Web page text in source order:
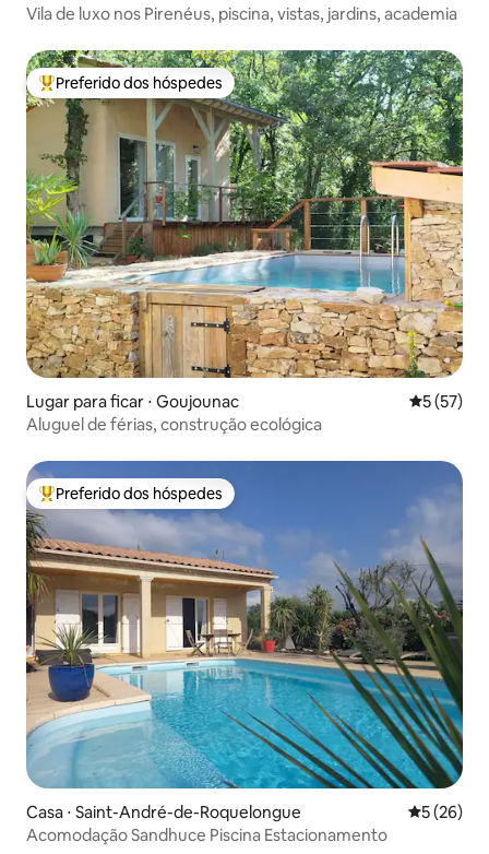
Vila de luxo nos Pirenéus, piscina, vistas, jardins, academia
Entre os melhores preferidos dos hóspedes
Preferido dos hóspedes
Lugar para ficar ⋅ Goujounac 5 de uma
5 (57)
Aluguel de férias, construção ecológica
Entre os melhores preferidos dos hóspedes
Preferido dos hóspedes
Casa ⋅ Saint-André-de-Roquelongue 5 de uma
5 (26)
Acomodação Sandhuce Piscina Estacionamento